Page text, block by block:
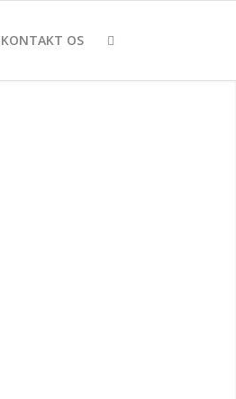
KONTAKT OS